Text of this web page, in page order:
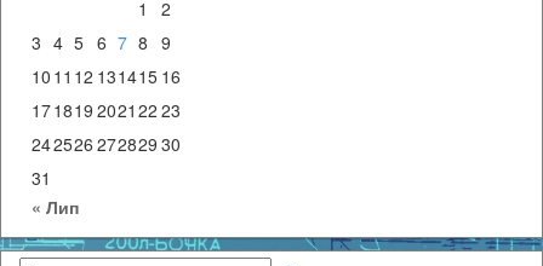
1
2
3 4 5 6 7 8 9
10 11 12 131415 16
171819 2021 22 23
242526 272829 30
31
« Лип